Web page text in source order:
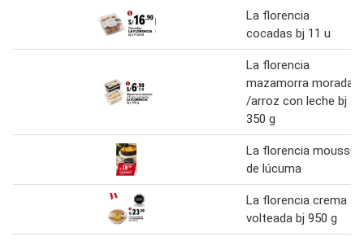
La florencia
cocadas bj 11 u
La florencia
mazamorra morada
/arroz con leche bj
350 g
La florencia mousse
de lúcuma
La florencia crema
volteada bj 950 g